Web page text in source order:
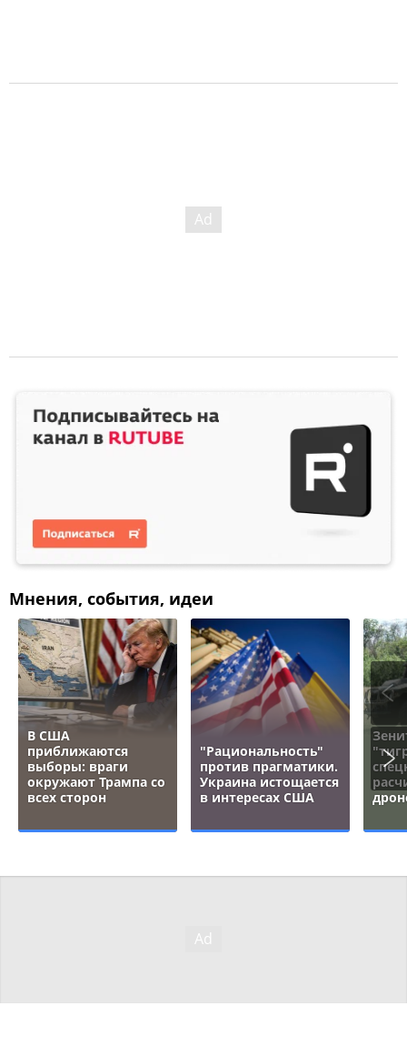
Мнения, события, идеи
В США
приближаются
выборы: враги
окружают Трампа со
всех сторон
"Рациональность"
против прагматики.
Украина истощается
в интересах США